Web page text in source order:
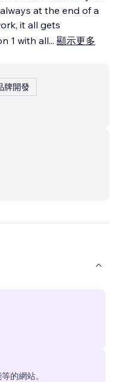
at the end of a
it all gets
1 with all... 顯示更多
牌開發
的網站。